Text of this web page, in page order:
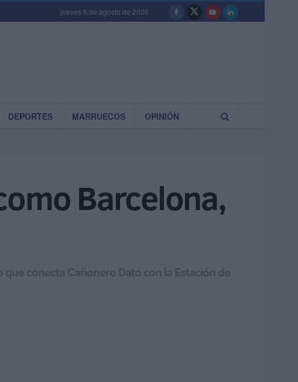
jueves 6 de agosto de 2026
DEPORTES MARRUECOS OPINIÓN
Barcelona,
conecta Cañonero Dato con la Estación de